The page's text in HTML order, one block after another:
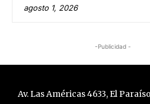
agosto 1, 2026
-Publicidad -
Av. Las Américas 4633, El